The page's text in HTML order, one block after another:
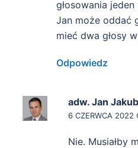
głosowania jeden
Jan może oddać
mieć dwa głosy
Odpowiedz
adw. Jan
6 CZERWCA 2022
Nie. Musiałby